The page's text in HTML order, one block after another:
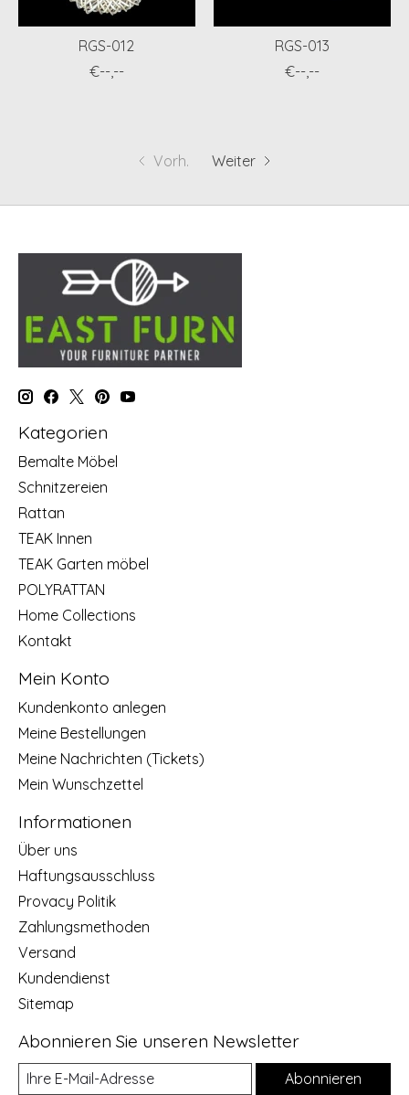
RGS-012
€--,--
RGS-013
€--,--
Vorh. Weiter
Kategorien
Bemalte Möbel
Schnitzereien
Rattan
TEAK Innen
TEAK Garten möbel
POLYRATTAN
Home Collections
Kontakt
Mein Konto
Kundenkonto anlegen
Meine Bestellungen
Meine Nachrichten (Tickets)
Mein Wunschzettel
Informationen
Über uns
Haftungsausschluss
Provacy Politik
Zahlungsmethoden
Versand
Kundendienst
Sitemap
Abonnieren Sie unseren Newsletter
Abonnieren